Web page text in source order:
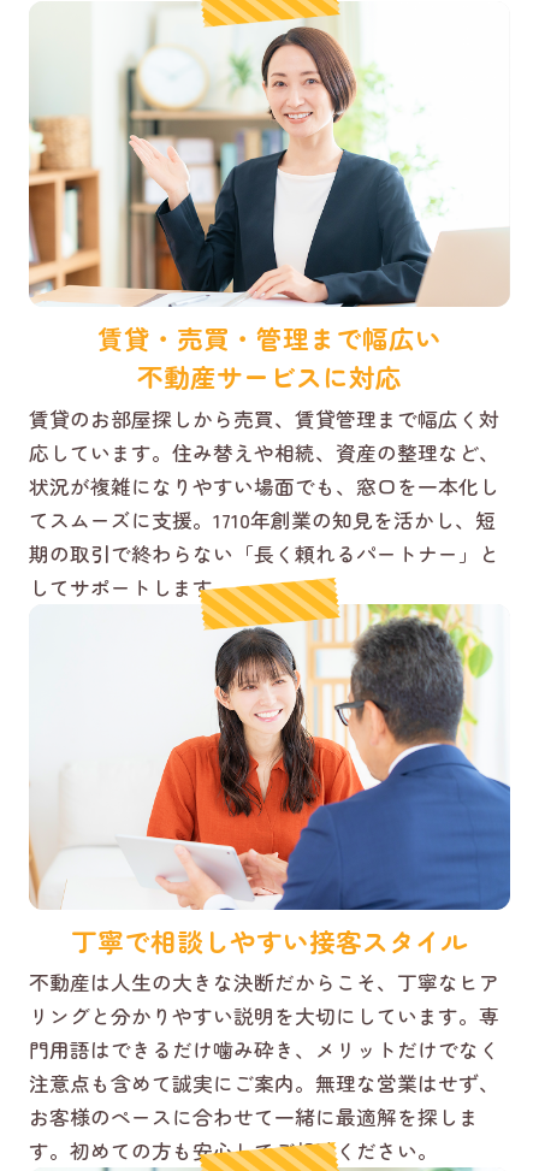
賃貸・売買・管理まで幅広い
不動産サービスに対応
賃貸のお部屋探しから売買、賃貸管理まで幅広く対
応しています。住み替えや相続、資産の整理など、
状況が複雑になりやすい場面でも、窓口を一本化し
てスムーズに支援。1710年創業の知見を活かし、短
期の取引で終わらない「長く頼れるパートナー」と
してサポートします。
丁寧で相談しやすい接客スタイル
不動産は人生の大きな決断だからこそ、丁寧なヒア
リングと分かりやすい説明を大切にしています。専
門用語はできるだけ噛み砕き、メリットだけでなく
注意点も含めて誠実にご案内。無理な営業はせず、
お客様のペースに合わせて一緒に最適解を探しま
す。初めての方も安心してご相談ください。